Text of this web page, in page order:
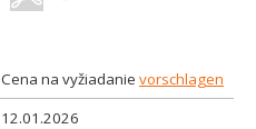
Cena na vyžiadanie vorschlagen
12.01.2026